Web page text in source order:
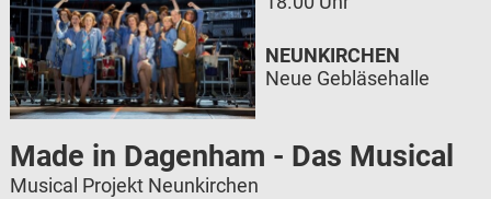
Made in Dagenham - Das Musical
Musical Projekt Neunkirchen
NEUNKIRCHEN
Neue Gebläsehalle